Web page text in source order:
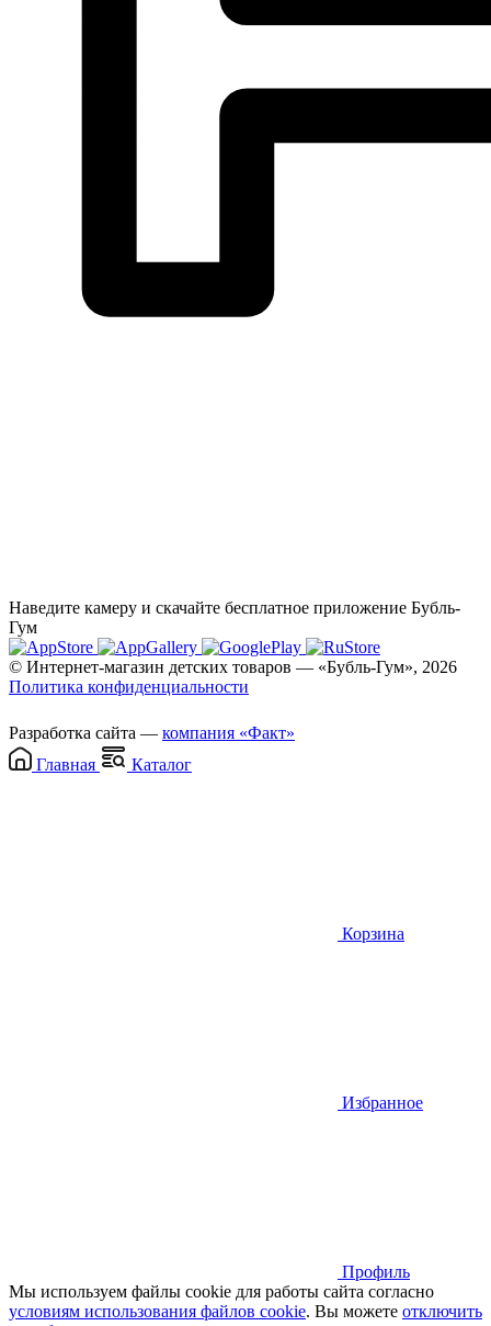
Наведите камеру и скачайте бесплатное приложение Бубль-
Гум
© Интернет-магазин детских товаров — «Бубль-Гум», 2026
Политика конфиденциальности
Разработка сайта — компания «Факт»
Главная
Каталог
Корзина
Избранное
Профиль
Мы используем файлы cookie для работы сайта согласно
условиям использования файлов cookie. Вы можете отключить